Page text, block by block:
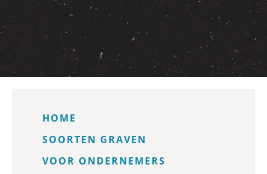
HOME
SOORTEN GRAVEN
VOOR ONDERNEMERS